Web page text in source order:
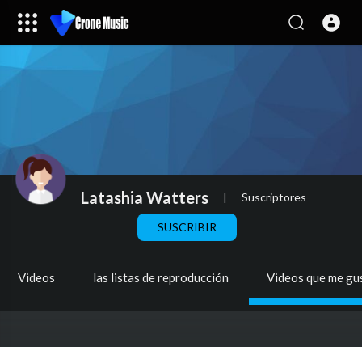
Latashia Watters | Suscriptores
SUSCRIBIR
Videos las listas de reproducción Videos que me